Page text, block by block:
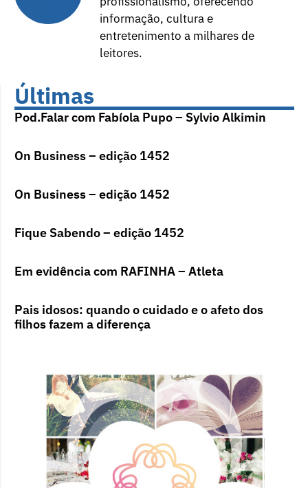
informação, cultura e
entretenimento a milhares de
leitores.
Últimas
Pod.Falar com Fabíola Pupo – Sylvio Alkimin
On Business – edição 1452
On Business – edição 1452
Fique Sabendo – edição 1452
Em evidência com RAFINHA – Atleta
Pais idosos: quando o cuidado e o afeto dos
filhos fazem a diferença